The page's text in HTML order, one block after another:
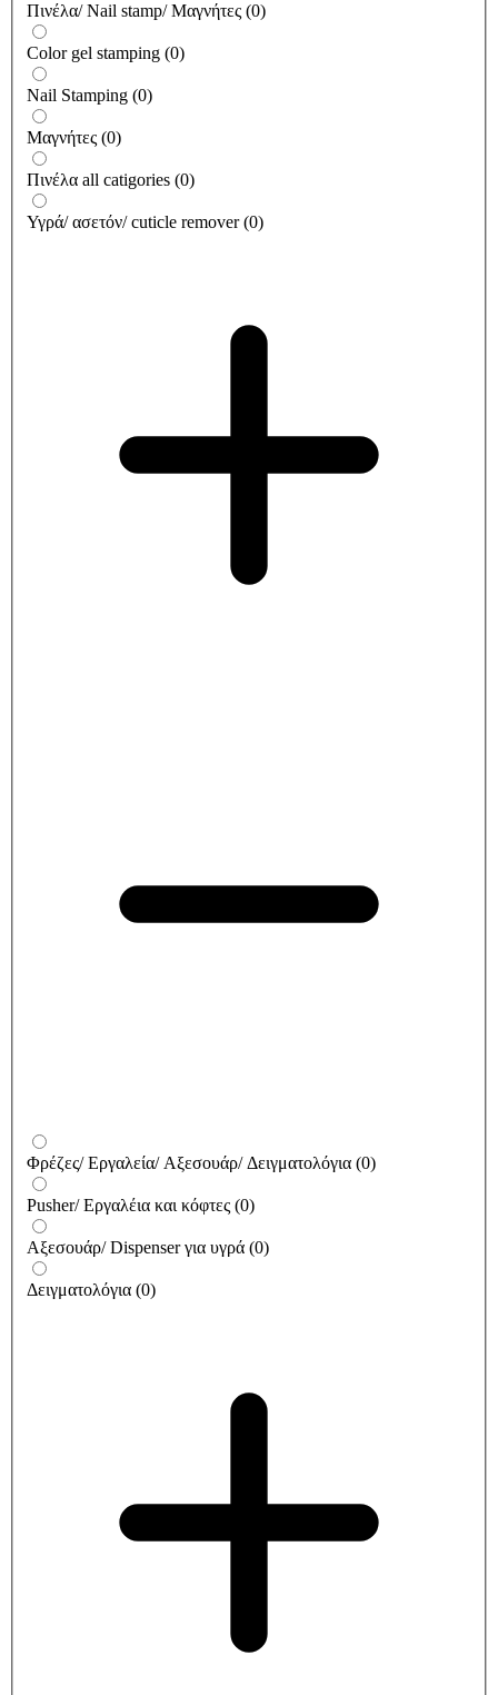
Πινέλα/ Nail stamp/ Μαγνήτες (0)
Color gel stamping (0)
Nail Stamping (0)
Μαγνήτες (0)
Πινέλα all catigories (0)
Υγρά/ ασετόν/ cuticle remover (0)
Φρέζες/ Εργαλεία/ Αξεσουάρ/ Δειγματολόγια (0)
Pusher/ Εργαλέια και κόφτες (0)
Αξεσουάρ/ Dispenser για υγρά (0)
Δειγματολόγια (0)